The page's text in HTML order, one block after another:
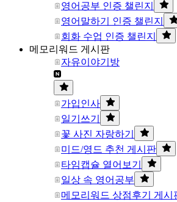
영어공부 인증 챌린지
영어말하기 인증 챌린지
회화 수업 인증 챌린지
메모리워드 게시판
자유이야기방
가입인사
일기쓰기
꽃 사진 자랑하기
미드/영드 추천 게시판
타임캡슐 열어보기
일상 속 영어공부
메모리워드 상점후기 게시